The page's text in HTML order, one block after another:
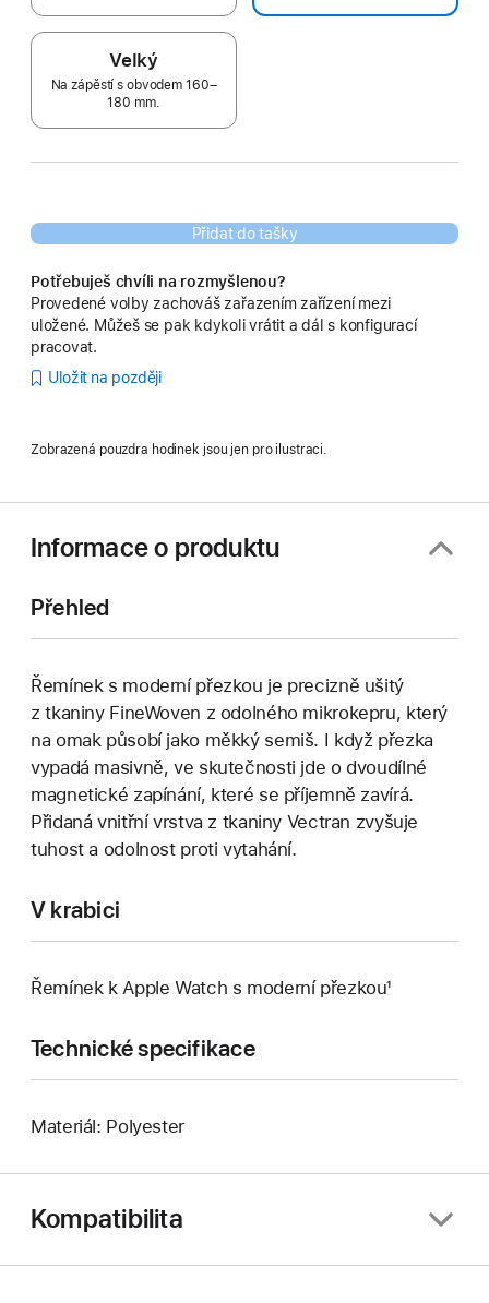
Velký
Na zápěstí s obvodem 160–
180 mm.
Přidat do tašky
Potřebuješ chvíli na rozmyšlenou?
Provedené volby zachováš zařazením zařízení mezi
uložené. Můžeš se pak kdykoli vrátit a dál s konfigurací
pracovat.
Uložit na později
Zobrazená pouzdra hodinek jsou jen pro ilustraci.
Informace o produktu
Přehled
Řemínek s moderní přezkou je precizně ušitý
z tkaniny FineWoven z odolného mikrokepru, který
na omak působí jako měkký semiš. I když přezka
vypadá masivně, ve skutečnosti jde o dvoudílné
magnetické zapínání, které se příjemně zavírá.
Přidaná vnitřní vrstva z tkaniny Vectran zvyšuje
tuhost a odolnost proti vytahání.
V krabici
Řemínek k Apple Watch s moderní přezkou¹
Technické specifikace
Materiál: Polyester
Kompatibilita